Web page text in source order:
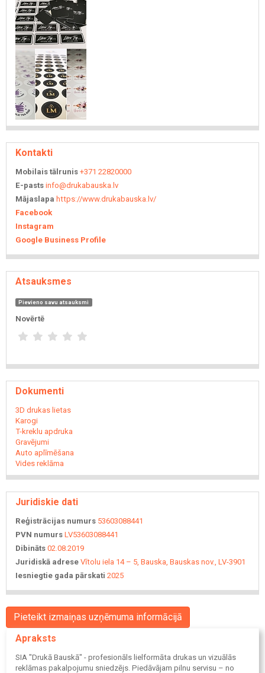
Kontakti
Mobilais tālrunis +371 22820000
E-pasts info@drukabauska.lv
Mājaslapa https://www.drukabauska.lv/
Facebook
Instagram
Google Business Profile
Atsauksmes
Pievieno savu atsauksmi
Novērtē
Dokumenti
3D drukas lietas
Karogi
T-kreklu apdruka
Gravējumi
Auto aplīmēšana
Vides reklāma
Juridiskie dati
Reģistrācijas numurs 53603088441
PVN numurs LV53603088441
Dibināts 02.08.2019
Juridiskā adrese Vītolu iela 14 – 5, Bauska, Bauskas nov., LV-3901
Iesniegtie gada pārskati 2025
Pieteikt izmaiņas uzņēmuma informācijā
Apraksts
SIA "Drukā Bauskā" - profesionāls lielformāta drukas un vizuālās
reklāmas pakalpojumu sniedzējs. Piedāvājam pilnu servisu – no